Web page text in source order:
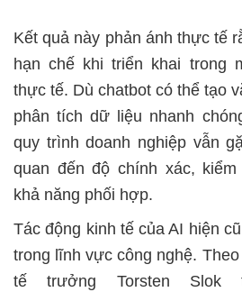
Kết quả này phản ánh thực tế
hạn chế khi triển khai trong
thực tế. Dù chatbot có thể tạo
phân tích dữ liệu nhanh
quy trình doanh nghiệp vẫn
quan đến độ chính xác,
khả năng phối hợp.
Tác động kinh tế của AI hiện
trong lĩnh vực công nghệ.
tế trưởng Torsten Slok